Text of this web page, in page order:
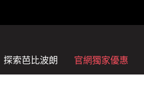
探索芭比波朗 官網獨家優惠